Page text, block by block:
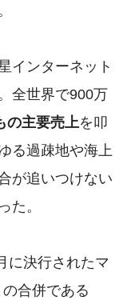
インターネット
全世界で900万
の主要売上を叩
る過疎地や海上
が追いつけない
た。
に決行されたマ
合併である